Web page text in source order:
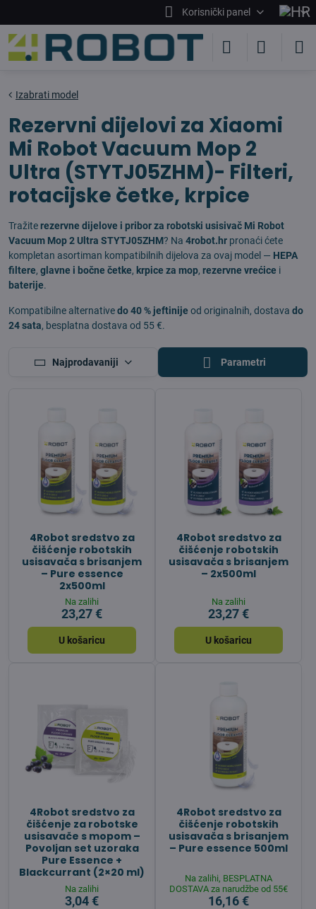
Korisnički panel
Izabrati model
Rezervni dijelovi za Xiaomi
Mi Robot Vacuum Mop 2
Ultra (STYTJ05ZHM)- Filteri,
rotacijske četke, krpice
Tražiterezervne dijelove i pribor za robotski usisivač Mi Robot
Vacuum Mop 2 Ultra STYTJ05ZHM? Na 4robot.hr pronaći ćete
kompletan asortiman kompatibilnih dijelova za ovaj model — HEPA
filtere, glavne i bočne četke, krpice za mop, rezervne vrećice i
baterije.
Kompatibilne alternativedo 40 % jeftinije od originalnih, dostava do
24 sata, besplatna dostava od 55 €.
Najprodavaniji Parametri
4Robot sredstvo za
čišćenje robotskih
usisavača s brisanjem
– Pure essence
2x500ml
Na zalihi
23,27 €
U košaricu
4Robot sredstvo za
čišćenje robotskih
usisavača s brisanjem
– 2x500ml
Na zalihi
23,27 €
U košaricu
4Robot sredstvo za
čišćenje za robotske
usisavače s mopom –
Povoljan set uzoraka
Pure Essence +
Blackcurrant (2×20 ml)
Na zalihi
3,04 €
4Robot sredstvo za
čišćenje robotskih
usisavača s brisanjem
– Pure essence 500ml
Na zalihi, BESPLATNA
DOSTAVA za narudžbe od 55€
16,16 €